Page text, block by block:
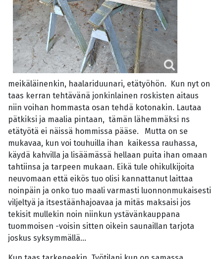
meikäläinenkin, haalariduunari, etätyöhön. Kun nyt on
taas kerran tehtävänä jonkinlainen roskisten aitaus
niin voihan hommasta osan tehdä kotonakin. Lautaa
pätkiksi ja maalia pintaan, tämän lähemmäksi ns
etätyötä ei näissä hommissa pääse. Mutta on se
mukavaa, kun voi touhuilla ihan kaikessa rauhassa,
käydä kahvilla ja lisäämässä hellaan puita ihan omaan
tahtiinsa ja tarpeen mukaan. Eikä tule ohikulkijoita
neuvomaan että eikös tuo olisi kannattanut laittaa
noinpäin ja onko tuo maali varmasti luonnonmukaisesti
viljeltyä ja itsestäänhajoavaa ja mitäs maksaisi jos
tekisit mullekin noin niinkun ystävänkauppana
tuommoisen -voisin sitten oikein saunaillan tarjota
joskus syksymmällä...